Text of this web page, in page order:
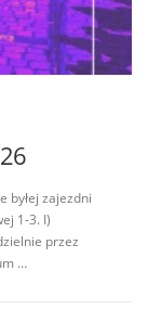
byłej zajezdni
1-3. I)
przez
…